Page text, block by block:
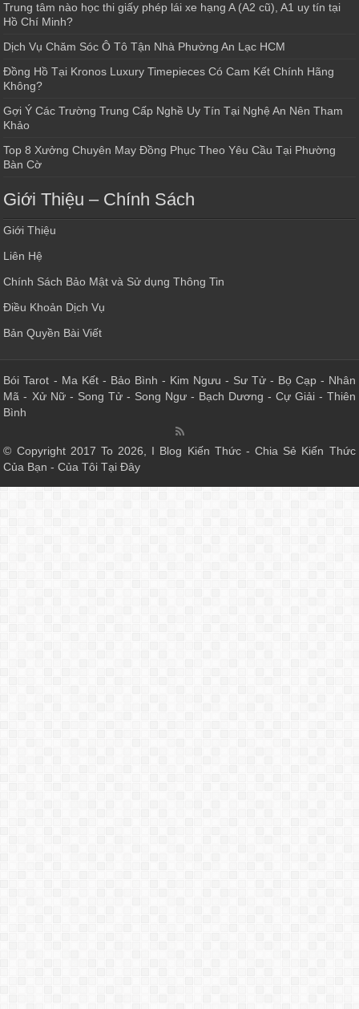
Trung tâm nào học thi giấy phép lái xe hạng A (A2 cũ), A1 uy tín tại
Hồ Chí Minh?
Dịch Vụ Chăm Sóc Ô Tô Tận Nhà Phường An Lạc HCM
Đồng Hồ Tại Kronos Luxury Timepieces Có Cam Kết Chính Hãng
Không?
Gợi Ý Các Trường Trung Cấp Nghề Uy Tín Tại Nghệ An Nên Tham
Khảo
Top 8 Xưởng Chuyên May Đồng Phục Theo Yêu Cầu Tại Phường
Bàn Cờ
Giới Thiệu – Chính Sách
Giới Thiệu
Liên Hệ
Chính Sách Bảo Mật và Sử dụng Thông Tin
Điều Khoản Dịch Vụ
Bản Quyền Bài Viết
Bói Tarot - Ma Kết- Bảo Bình - Kim Ngưu - Sư Tử- Bọ Cạp- Nhân
Mã - Xử Nữ- Song Tử- Song Ngư- Bạch Dương - Cự Giải- Thiên
Bình
© Copyright 2017 To 2026, I Blog Kiến Thức - Chia Sẻ Kiến Thức
Của Bạn - Của Tôi Tại Đây